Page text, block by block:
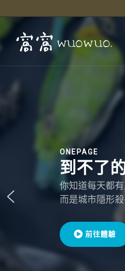
ONEPAGE
到不了
你知道每天都
而是城市隱形
前往體驗